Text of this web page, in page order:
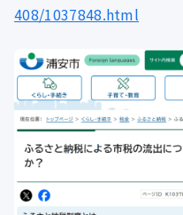
408/1037848.html